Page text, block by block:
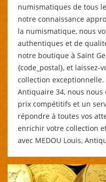
numismatiques de tous
notre connaissance
la numismatique, nous
authentiques et de
notre boutique à Saint
{code_postal}, et laissez-
collection exceptionnelle.
Antiquaire 34, nous nous
prix compétitifs et un
répondre à toutes vos
enrichir votre collection
avec MEDOU Louis,